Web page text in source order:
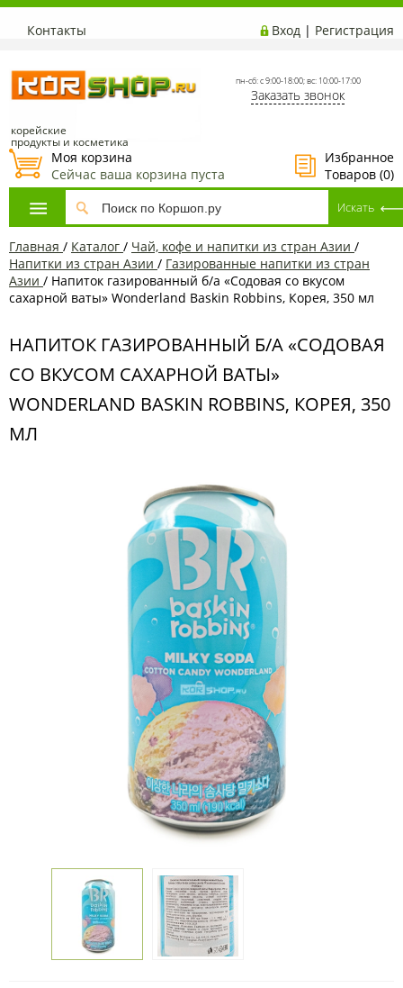
Контакты Вход | Регистрация
корейские
продукты и косметика
пн-сб: с 9:00-18:00; вс: 10:00-17:00
Заказать звонок
Избранное
Товаров (0)
Моя корзина
Сейчас ваша корзина пуста
Главная / Каталог / Чай, кофе и напитки из стран Азии /
Напитки из стран Азии / Газированные напитки из стран
Азии / Напиток газированный б/а «Содовая со вкусом
сахарной ваты» Wonderland Baskin Robbins, Корея, 350 мл
НАПИТОК ГАЗИРОВАННЫЙ Б/А «СОДОВАЯ
СО ВКУСОМ САХАРНОЙ ВАТЫ»
WONDERLAND BASKIN ROBBINS, КОРЕЯ, 350
МЛ